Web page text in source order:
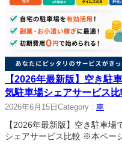
【2026年最新版】空き駐
気駐車場シェアサービス比
2026年6月15日 Category : 車
【2026年最新版】空き駐車
シェアサービス比較 ※本ペー